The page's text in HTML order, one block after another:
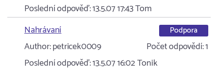
Poslední odpověď:13.5.07 17:43Tom
Nahrávaní
Podpora
Author:petricek0009 Počet odpovědí:1
Poslední odpověď:13.5.07 16:02Tonik